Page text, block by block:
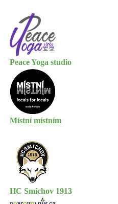
Peace Yoga studio
Místní místním
HC Smíchov 1913